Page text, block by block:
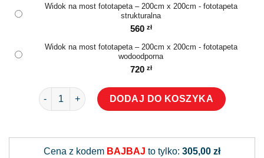
Widok na most fototapeta – 200cm x 200cm - fototapeta
strukturalna
560 zł
Widok na most fototapeta – 200cm x 200cm - fototapeta
wodoodporna
720 zł
ilość Widok na most fototapeta
DODAJ DO KOSZYKA
Cena z kodem BAJBAJ to tylko: 305,00 zł